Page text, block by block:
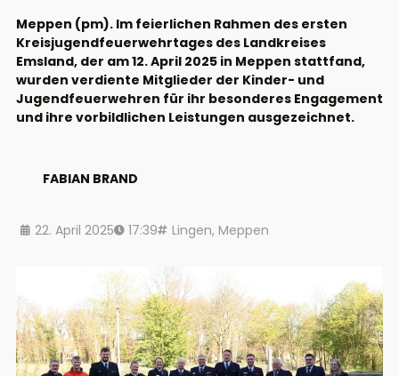
Meppen (pm). Im feierlichen Rahmen des ersten
Kreisjugendfeuerwehrtages des Landkreises
Emsland, der am 12. April 2025 in Meppen stattfand,
wurden verdiente Mitglieder der Kinder- und
Jugendfeuerwehren für ihr besonderes Engagement
und ihre vorbildlichen Leistungen ausgezeichnet.
FABIAN BRAND
22. April 2025 17:39 Lingen, Meppen